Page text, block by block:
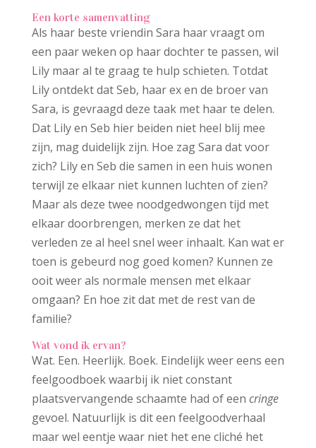
Een korte samenvatting
Als haar beste vriendin Sara haar vraagt om
een paar weken op haar dochter te passen, wil
Lily maar al te graag te hulp schieten. Totdat
Lily ontdekt dat Seb, haar ex en de broer van
Sara, is gevraagd deze taak met haar te delen.
Dat Lily en Seb hier beiden niet heel blij mee
zijn, mag duidelijk zijn. Hoe zag Sara dat voor
zich? Lily en Seb die samen in een huis wonen
terwijl ze elkaar niet kunnen luchten of zien?
Maar als deze twee noodgedwongen tijd met
elkaar doorbrengen, merken ze dat het
verleden ze al heel snel weer inhaalt. Kan wat er
toen is gebeurd nog goed komen? Kunnen ze
ooit weer als normale mensen met elkaar
omgaan? En hoe zit dat met de rest van de
familie?
Wat vond ik ervan?
Wat. Een. Heerlijk. Boek. Eindelijk weer eens een
feelgoodboek waarbij ik niet constant
plaatsvervangende schaamte had of een cringe
gevoel. Natuurlijk is dit een feelgoodverhaal
maar wel eentje waar niet het ene cliché het